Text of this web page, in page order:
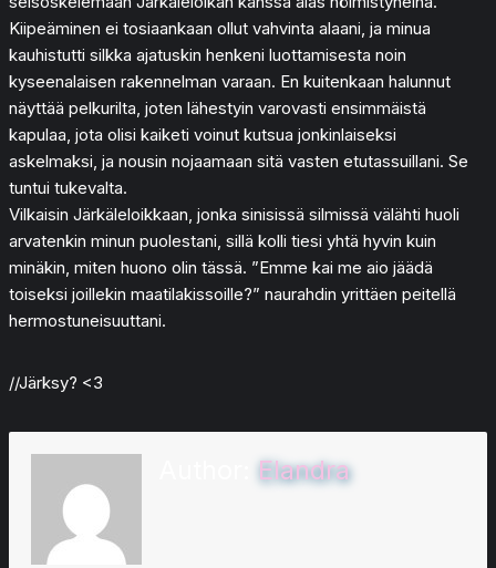
Kiipeäminen ei tosiaankaan ollut vahvinta alaani, ja minua
kauhistutti silkka ajatuskin henkeni luottamisesta noin
kyseenalaisen rakennelman varaan. En kuitenkaan halunnut
näyttää pelkurilta, joten lähestyin varovasti ensimmäistä
kapulaa, jota olisi kaiketi voinut kutsua jonkinlaiseksi
askelmaksi, ja nousin nojaamaan sitä vasten etutassuillani. Se
tuntui tukevalta.
Vilkaisin Järkäleloikkaan, jonka sinisissä silmissä välähti huoli
arvatenkin minun puolestani, sillä kolli tiesi yhtä hyvin kuin
minäkin, miten huono olin tässä. ”Emme kai me aio jäädä
toiseksi joillekin maatilakissoille?” naurahdin yrittäen peitellä
hermostuneisuuttani.
//Järksy? <3
Elandra